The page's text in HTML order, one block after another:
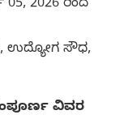
2026 ರಿಂದ
ಉದ್ಯೋಗ ಸೌಧ,
ವಿವರ